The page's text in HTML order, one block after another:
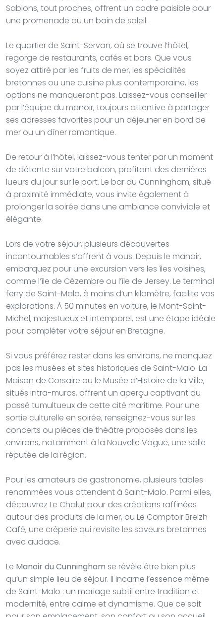
Sablons, tout proches, offrent un cadre paisible pour
une promenade ou un bain de soleil.
Le quartier de Saint-Servan, où se trouve l’hôtel,
regorge de restaurants, cafés et bars. Que vous
soyez attiré par les fruits de mer, les spécialités
bretonnes ou une cuisine plus contemporaine, les
options ne manqueront pas. Laissez-vous conseiller
par l’équipe du manoir, toujours attentive à partager
ses adresses favorites pour un déjeuner en bord de
mer ou un dîner romantique.
De retour à l’hôtel, laissez-vous tenter par un moment
de détente sur votre balcon, profitant des dernières
lueurs du jour sur le port. Le bar du Cunningham, situé
à proximité immédiate, vous invite également à
prolonger la soirée dans une ambiance conviviale et
élégante.
Lors de votre séjour, plusieurs découvertes
incontournables s’offrent à vous. Depuis le manoir,
embarquez pour une excursion vers les îles voisines,
comme l’île de Cézembre ou l’île de Jersey. Le terminal
ferry de Saint-Malo, à moins d’un kilomètre, facilite vos
explorations. À 50 minutes en voiture, le Mont-Saint-
Michel, majestueux et intemporel, est une étape idéale
pour compléter votre séjour en Bretagne.
Si vous préférez rester dans les environs, ne manquez
pas les musées et sites historiques de Saint-Malo. La
Maison de Corsaire ou le Musée d’Histoire de la Ville,
situés intra-muros, offrent un aperçu captivant du
passé tumultueux de cette cité maritime. Pour une
sortie culturelle en soirée, renseignez-vous sur les
concerts ou pièces de théâtre proposés dans les
environs, notamment à la Nouvelle Vague, une salle
réputée de la région.
Pour les amateurs de gastronomie, plusieurs tables
renommées vous attendent à Saint-Malo. Parmi elles,
découvrez Le Chalut pour des créations raffinées
autour des produits de la mer, ou Le Comptoir Breizh
Café, une crêperie qui revisite les saveurs bretonnes
avec audace.
Le Manoir du Cunningham se révèle être bien plus
qu’un simple lieu de séjour. Il incarne l’essence même
de Saint-Malo : un mariage subtil entre tradition et
modernité, entre calme et dynamisme. Que ce soit